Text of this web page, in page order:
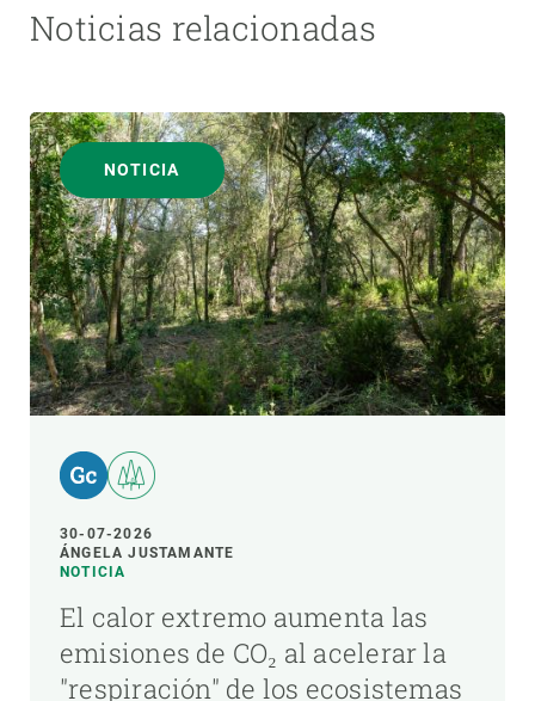
Noticias relacionadas
NOTICIA
30-07-2026
ÁNGELA JUSTAMANTE
NOTICIA
El calor extremo aumenta las
emisiones de CO₂ al acelerar la
"respiración" de los ecosistemas